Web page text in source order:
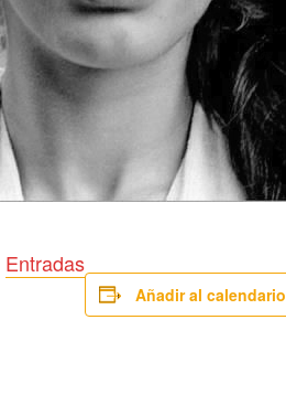
Entradas
Añadir al calendario